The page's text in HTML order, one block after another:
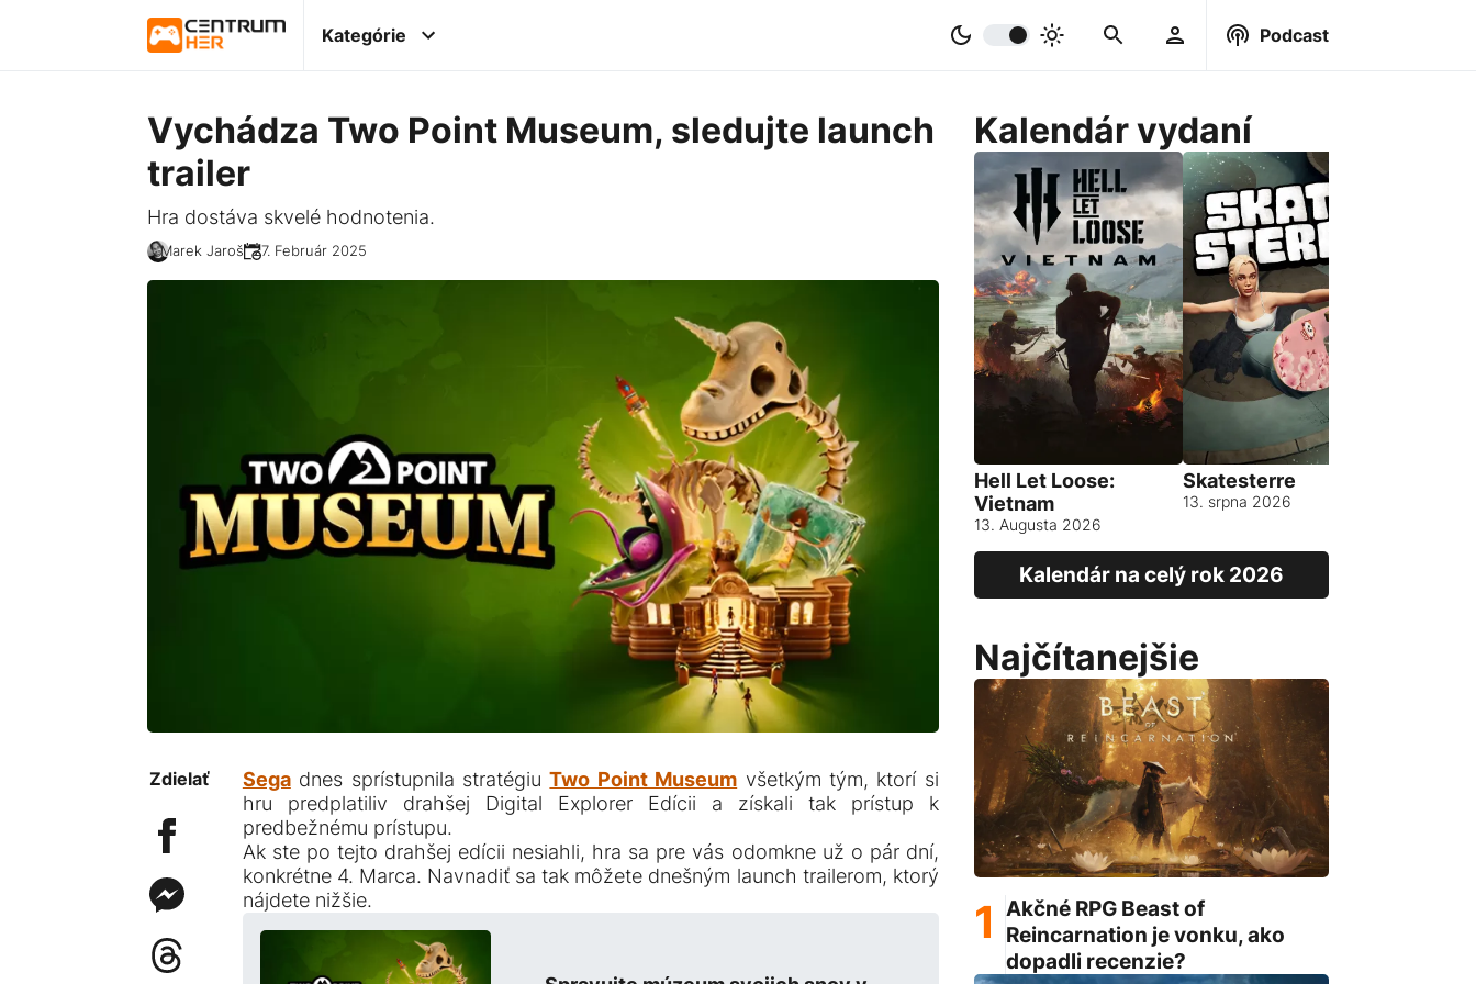
Kategórie Podcast
Vychádza Two Point Museum, sledujte launch
trailer
Hra dostáva skvelé hodnotenia.
Marek Jaroš 27. Február 2025
Zdielať Segadnes sprístupnila stratégiuTwo Point Museum všetkým tým, ktorí si
hru predplatiliv drahšej Digital Explorer Edícii a získali tak prístup k
predbežnému prístupu.
Ak ste po tejto drahšej edícii nesiahli, hra sa pre vás odomkne už o pár dní,
konkrétne 4. Marca. Navnadiť sa tak môžete dnešným launch trailerom, ktorý
nájdete nižšie.
Kalendár vydaní
Hell Let Loose:
Vietnam
13. Augusta 2026
Skatesterre
13. srpna 2026
Kalendár na celý rok 2026
Najčítanejšie
Akčné RPG Beast of
Reincarnation je vonku, ako
dopadli recenzie?